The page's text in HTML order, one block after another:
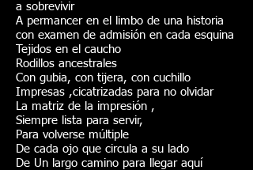
a sobrevivir
A permancer en el limbo de una historia
con examen de admisión en cada esquina
Tejidos en el caucho
Rodillos ancestrales
Con gubia, con tijera, con cuchillo
Impresas ,cicatrizadas para no olvidar
La matriz de la impresión ,
Siempre lista para servir,
Para volverse múltiple
De cada ojo que circula a su lado
De Un largo camino para llegar aquí